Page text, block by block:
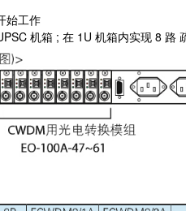
始工作
机箱 ; 在 1U 机箱内实现 8 路